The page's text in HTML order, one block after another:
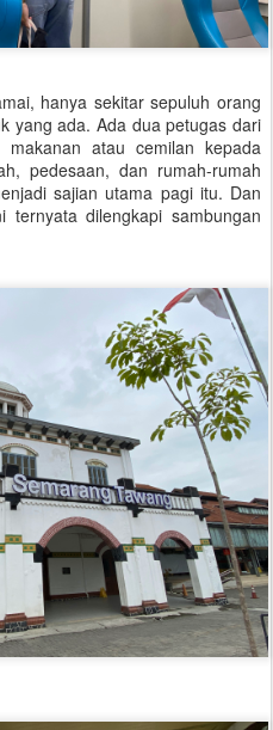
hanya sekitar sepuluh orang
yang ada. Ada dua petugas dari
makanan atau cemilan kepada
pedesaan, dan rumah-rumah
sajian utama pagi itu. Dan
dilengkapi sambungan